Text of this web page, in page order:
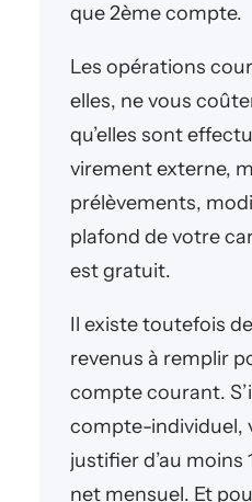
que 2ème compte.
Les opérations
elles, ne vous
qu’elles sont
virement externe,
prélèvements,
plafond de votre
est gratuit.
Il existe toutefois
revenus à remplir
compte courant.
compte-individuel,
justifier d’au moins
net mensuel. Et